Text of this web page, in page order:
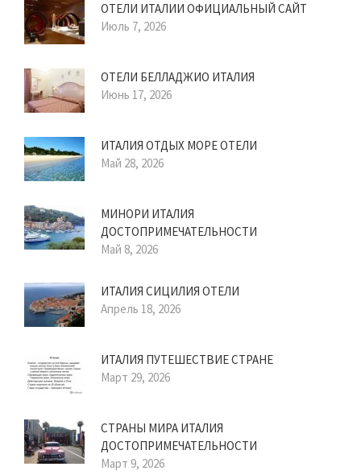
ОТЕЛИ ИТАЛИИ ОФИЦИАЛЬНЫЙ САЙТ
Июль 7, 2026
ОТЕЛИ БЕЛЛАДЖИО ИТАЛИЯ
Июнь 17, 2026
ИТАЛИЯ ОТДЫХ МОРЕ ОТЕЛИ
Май 28, 2026
МИНОРИ ИТАЛИЯ
ДОСТОПРИМЕЧАТЕЛЬНОСТИ
Май 8, 2026
ИТАЛИЯ СИЦИЛИЯ ОТЕЛИ
Апрель 18, 2026
ИТАЛИЯ ПУТЕШЕСТВИЕ СТРАНЕ
Март 29, 2026
СТРАНЫ МИРА ИТАЛИЯ
ДОСТОПРИМЕЧАТЕЛЬНОСТИ
Март 9, 2026